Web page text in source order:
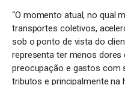
“O momento atual, no qual
transportes coletivos,
sob o ponto de vista do
representa ter menos dores
preocupação e gastos com
tributos e principalmente na